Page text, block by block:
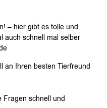
– hier gibt es tolle und
auch schnell mal selber
an Ihren besten Tierfreund
Fragen schnell und